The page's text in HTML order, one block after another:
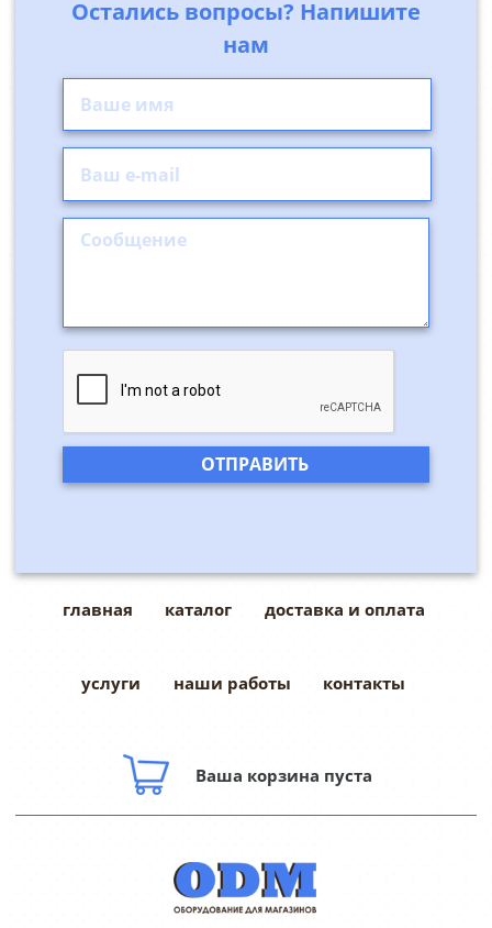
Остались вопросы? Напишите
нам
главная каталог доставка и оплата
услуги наши работы контакты
Ваша корзина пуста